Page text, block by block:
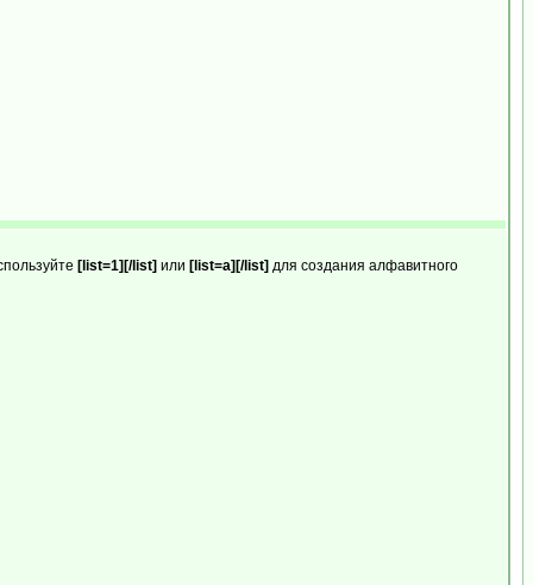
[list=1][/list] или [list=a][/list] для создания алфавитного